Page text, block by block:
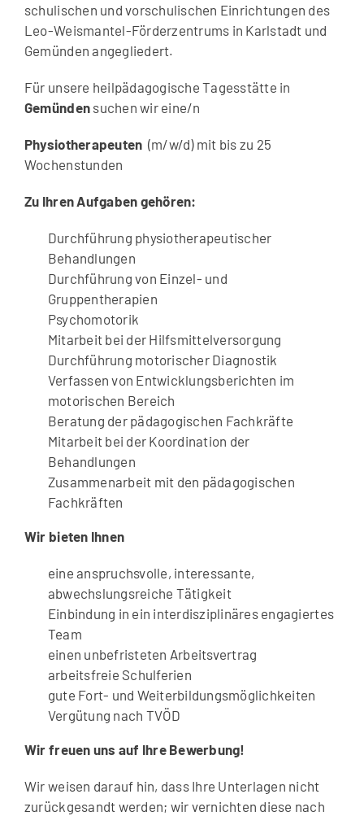
schulischen und vorschulischen Einrichtungen des
Leo-Weismantel-Förderzentrums in Karlstadt und
Gemünden angegliedert.
Für unsere heilpädagogische Tagesstätte in
Gemünden suchen wir eine/n
Physiotherapeuten (m/w/d) mit bis zu 25
Wochenstunden
Zu Ihren Aufgaben gehören:
Durchführung physiotherapeutischer
Behandlungen
Durchführung von Einzel- und
Gruppentherapien
Psychomotorik
Mitarbeit bei der Hilfsmittelversorgung
Durchführung motorischer Diagnostik
Verfassen von Entwicklungsberichten im
motorischen Bereich
Beratung der pädagogischen Fachkräfte
Mitarbeit bei der Koordination der
Behandlungen
Zusammenarbeit mit den pädagogischen
Fachkräften
Wir bieten Ihnen
eine anspruchsvolle, interessante,
abwechslungsreiche Tätigkeit
Einbindung in ein interdisziplinäres engagiertes
Team
einen unbefristeten Arbeitsvertrag
arbeitsfreie Schulferien
gute Fort- und Weiterbildungsmöglichkeiten
Vergütung nach TVÖD
Wir freuen uns auf Ihre Bewerbung!
Wir weisen darauf hin, dass Ihre Unterlagen nicht
zurückgesandt werden; wir vernichten diese nach